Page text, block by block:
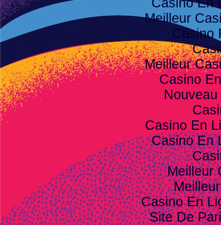
Casino En
Meilleur
Meilleur
Casino
Casino En
Casino En
Meilleur
Casino En
Site De